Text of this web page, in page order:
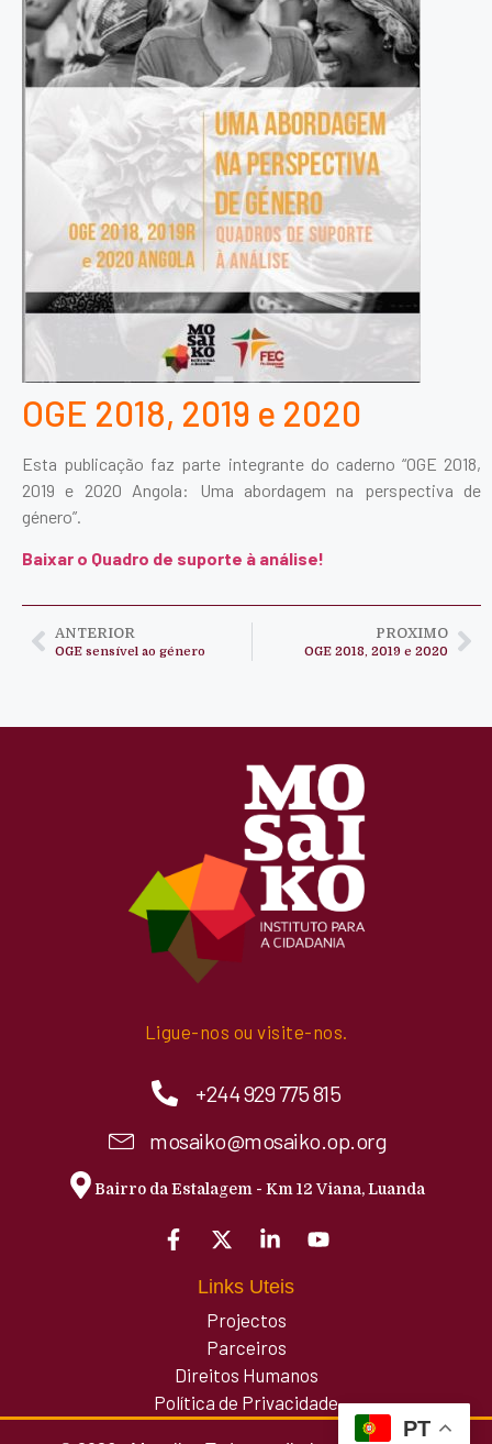
OGE 2018, 2019 e 2020
Esta publicação faz parte integrante do caderno “OGE 2018,
2019 e 2020 Angola: Uma abordagem na perspectiva de
género”.
Baixar o Quadro de suporte à análise!
ANTERIOR
OGE sensível ao género
PROXIMO
OGE 2018, 2019 e 2020
Ligue-nos ou visite-nos.
+244 929 775 815
mosaiko@mosaiko.op.org
Bairro da Estalagem - Km 12 Viana, Luanda
Links Uteis
Projectos
Parceiros
Direitos Humanos
Política de Privacidade
PT